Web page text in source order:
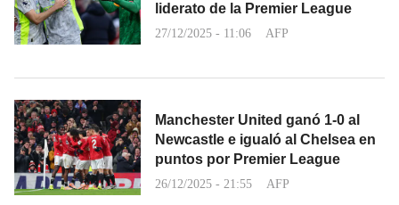
liderato de la Premier League
27/12/2025 - 11:06 AFP
Manchester United ganó 1-0 al
Newcastle e igualó al Chelsea en
puntos por Premier League
26/12/2025 - 21:55 AFP